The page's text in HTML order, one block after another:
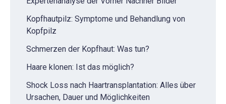
Kopfhautpilz: Symptome und Behandlung von
Kopfpilz
Schmerzen der Kopfhaut: Was tun?
Haare klonen: Ist das möglich?
Shock Loss nach Haartransplantation: Alles über
Ursachen, Dauer und Möglichkeiten